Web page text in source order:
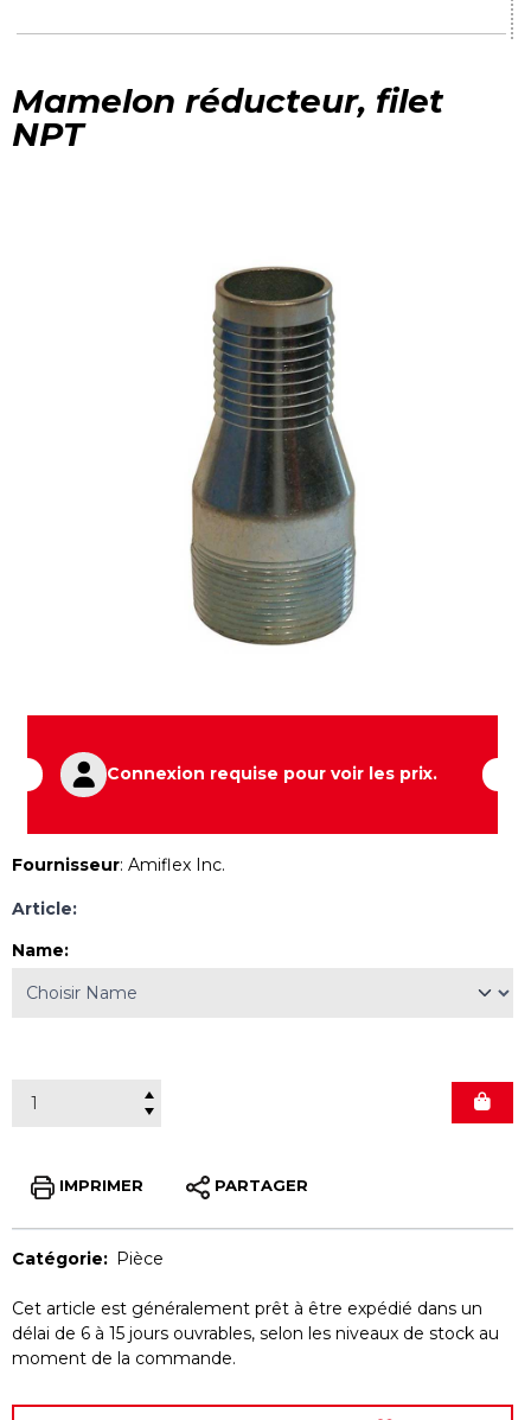
Mamelon réducteur, filet
NPT
Connexion requise pour voir les prix.
Fournisseur: Amiflex Inc.
Article:
Name:
IMPRIMER PARTAGER
Catégorie: Pièce
Cet article est généralement prêt à être expédié dans un
délai de 6 à 15 jours ouvrables, selon les niveaux de stock au
moment de la commande.